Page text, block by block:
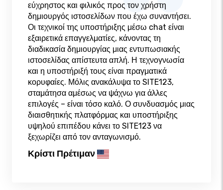
εύχρηστος και φιλικός προς τον χρήστη
δημιουργός ιστοσελίδων που έχω συναντήσει.
Οι τεχνικοί της υποστήριξης μέσω chat είναι
εξαιρετικά επαγγελματίες, κάνοντας τη
διαδικασία δημιουργίας μιας εντυπωσιακής
ιστοσελίδας απίστευτα απλή. Η τεχνογνωσία
και η υποστήριξή τους είναι πραγματικά
κορυφαίες. Μόλις ανακάλυψα το SITE123,
σταμάτησα αμέσως να ψάχνω για άλλες
επιλογές – είναι τόσο καλό. Ο συνδυασμός μιας
διαισθητικής πλατφόρμας και υποστήριξης
υψηλού επιπέδου κάνει το SITE123 να
ξεχωρίζει από τον ανταγωνισμό.
Κρίστι Πρέτιμαν